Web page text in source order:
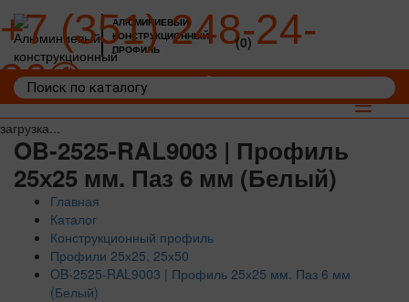
загрузка...
АЛЮМИНИЕВЫЙ
КОНСТРУКЦИОННЫЙ
ПРОФИЛЬ
+7 (351) 248-24-
36
(0)
Toggle
OB-2525-RAL9003 | Профиль
25х25 мм. Паз 6 мм (Белый)
Главная
Каталог
Конструкционный профиль
Профили 25х25, 25х50
OB-2525-RAL9003 | Профиль 25х25 мм. Паз 6 мм
(Белый)